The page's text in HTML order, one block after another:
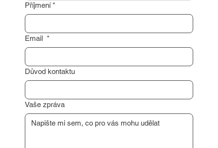
Příjmení *
Email *
Důvod kontaktu
Vaše zpráva